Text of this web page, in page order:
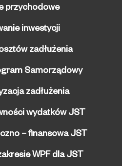
przychodowe
inwestycji
zadłużenia
Samorządowy
zadłużenia
wydatków JST
– finansowa JST
WPF dla JST